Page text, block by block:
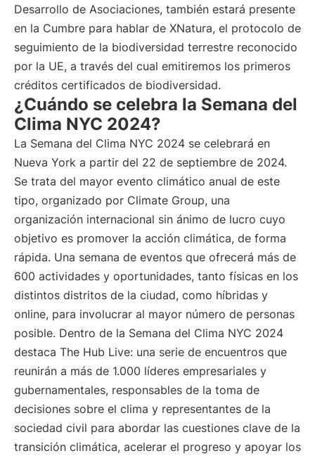
Desarrollo de Asociaciones, también estará presente
en la Cumbre para hablar de XNatura, el protocolo de
seguimiento de la biodiversidad terrestre reconocido
por la UE, a través del cual emitiremos los primeros
créditos certificados de biodiversidad.
¿Cuándo se celebra la Semana del
Clima NYC 2024?
La Semana del Clima NYC 2024 se celebrará en
Nueva York a partir del 22 de septiembre de 2024.
Se trata del mayor evento climático anual de este
tipo, organizado por Climate Group, una
organización internacional sin ánimo de lucro cuyo
objetivo es promover la acción climática, de forma
rápida. Una semana de eventos que ofrecerá más de
600 actividades y oportunidades, tanto físicas en los
distintos distritos de la ciudad, como híbridas y
online, para involucrar al mayor número de personas
posible. Dentro de la Semana del Clima NYC 2024
destaca The Hub Live: una serie de encuentros que
reunirán a más de 1.000 líderes empresariales y
gubernamentales, responsables de la toma de
decisiones sobre el clima y representantes de la
sociedad civil para abordar las cuestiones clave de la
transición climática, acelerar el progreso y apoyar los